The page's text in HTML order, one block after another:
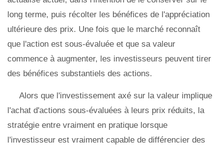
long terme, puis récolter les bénéfices de l'appréciation
ultérieure des prix. Une fois que le marché reconnaît
que l'action est sous-évaluée et que sa valeur
commence à augmenter, les investisseurs peuvent tirer
des bénéfices substantiels des actions.
Alors que l'investissement axé sur la valeur implique
l'achat d'actions sous-évaluées à leurs prix réduits, la
stratégie entre vraiment en pratique lorsque
l'investisseur est vraiment capable de différencier des